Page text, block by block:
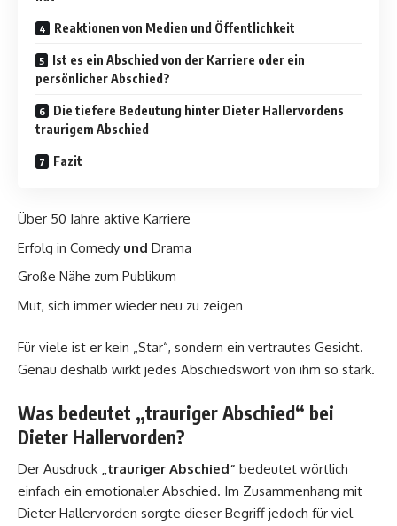
Reaktionen von Medien und Öffentlichkeit
Ist es ein Abschied von der Karriere oder ein
persönlicher Abschied?
Die tiefere Bedeutung hinter Dieter Hallervordens
traurigem Abschied
Fazit
Über 50 Jahre aktive Karriere
Erfolg in Comedy und Drama
Große Nähe zum Publikum
Mut, sich immer wieder neu zu zeigen
Für viele ist er kein „Star“, sondern ein vertrautes Gesicht.
Genau deshalb wirkt jedes Abschiedswort von ihm so stark.
Was bedeutet „trauriger Abschied“ bei
Dieter Hallervorden?
Der Ausdruck „trauriger Abschied“ bedeutet wörtlich
einfach ein emotionaler Abschied. Im Zusammenhang mit
Dieter Hallervorden sorgte dieser Begriff jedoch für viel